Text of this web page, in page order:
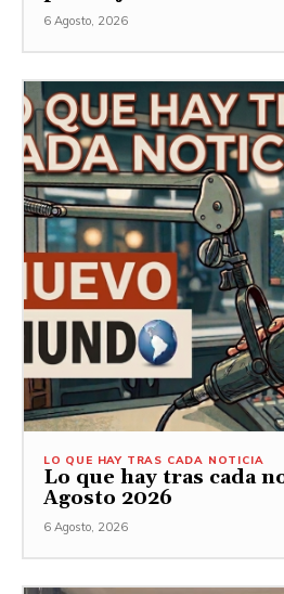
6 Agosto, 2026
LO QUE HAY TRAS CADA NOTICIA
Lo que hay tras cada
Agosto 2026
6 Agosto, 2026